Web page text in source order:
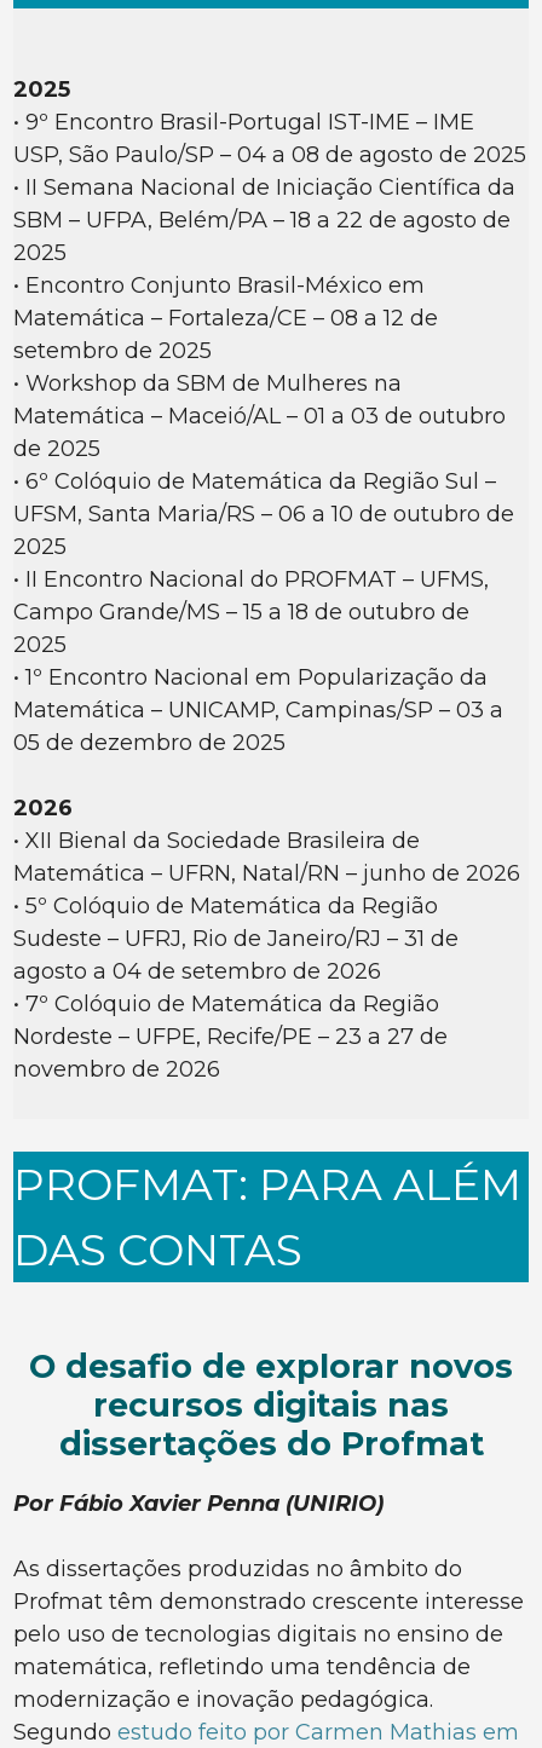
2025
• 9º Encontro Brasil-Portugal IST-IME – IME
USP, São Paulo/SP – 04 a 08 de agosto de 2025
• II Semana Nacional de Iniciação Científica da
SBM – UFPA, Belém/PA – 18 a 22 de agosto de
2025
• Encontro Conjunto Brasil-México em
Matemática – Fortaleza/CE – 08 a 12 de
setembro de 2025
• Workshop da SBM de Mulheres na
Matemática – Maceió/AL – 01 a 03 de outubro
de 2025
• 6º Colóquio de Matemática da Região Sul –
UFSM, Santa Maria/RS – 06 a 10 de outubro de
2025
• II Encontro Nacional do PROFMAT – UFMS,
Campo Grande/MS – 15 a 18 de outubro de
2025
• 1º Encontro Nacional em Popularização da
Matemática – UNICAMP, Campinas/SP – 03 a
05 de dezembro de 2025
2026
• XII Bienal da Sociedade Brasileira de
Matemática – UFRN, Natal/RN – junho de 2026
• 5º Colóquio de Matemática da Região
Sudeste – UFRJ, Rio de Janeiro/RJ – 31 de
agosto a 04 de setembro de 2026
• 7º Colóquio de Matemática da Região
Nordeste – UFPE, Recife/PE – 23 a 27 de
novembro de 2026
PROFMAT: PARA ALÉM
DAS CONTAS
O desafio de explorar novos
recursos digitais nas
dissertações do Profmat
Por Fábio Xavier Penna (UNIRIO)
As dissertações produzidas no âmbito do
Profmat têm demonstrado crescente interesse
pelo uso de tecnologias digitais no ensino de
matemática, refletindo uma tendência de
modernização e inovação pedagógica.
Segundoestudo feito por Carmen Mathias em